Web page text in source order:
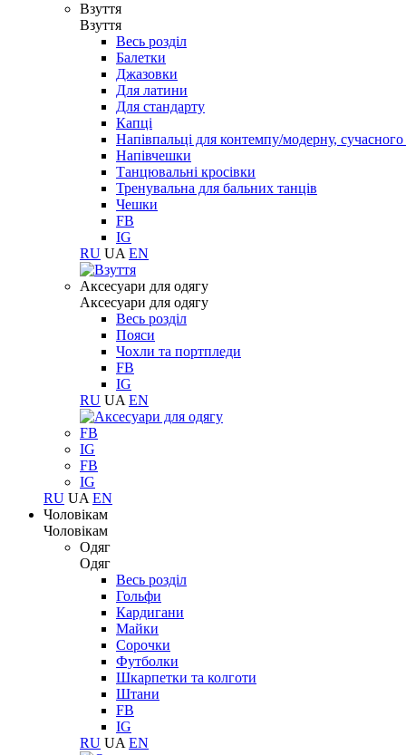
Взуття
Взуття
Весь розділ
Балетки
Джазовки
Для латини
Для стандарту
Капці
Напівпальці для контемпу/модерну,
Напівчешки
Танцювальні кросівки
Тренувальна для бальних танців
Чешки
FB
IG
RU UA EN
Aксесуари для одягу
Aксесуари для одягу
Весь розділ
Пояси
Чохли та портпледи
FB
IG
RU UA EN
FB
IG
FB
IG
RU UA EN
Чоловікам
Чоловікам
Одяг
Одяг
Весь розділ
Гольфи
Кардигани
Майки
Сорочки
Футболки
Шкарпетки та колготи
Штани
FB
IG
RU UA EN